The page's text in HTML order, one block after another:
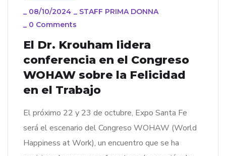
_ 08/10/2024 _ STAFF PRIMA DONNA
_ 0 Comments
El Dr. Krouham lidera
conferencia en el Congreso
WOHAW sobre la Felicidad
en el Trabajo
El próximo 22 y 23 de octubre, Expo Santa Fe
será el escenario del Congreso WOHAW (World
Happiness at Work), un encuentro que se ha